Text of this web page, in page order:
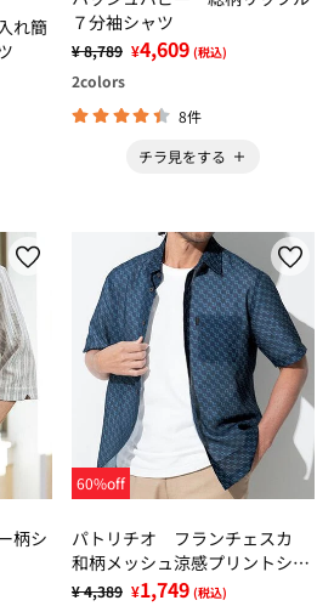
れ簡
７分袖シャツ
¥ 8,789 ¥4,609 (税込)
2colors
8件
チラ見をする
柄シ
60%off
パトリチオ フランチェスカ
和柄メッシュ涼感プリントシャ
ツアウター
¥ 4,389 ¥1,749 (税込)